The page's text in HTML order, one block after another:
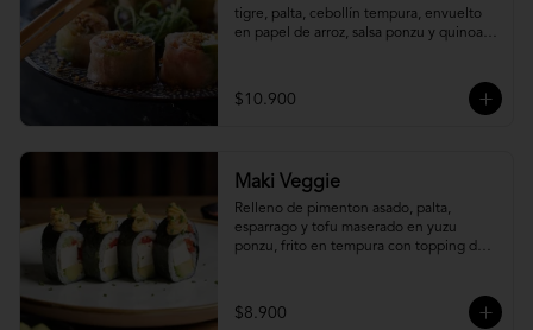
tigre, palta, cebollín tempura, envuelto
en papel de arroz, salsa ponzu y quinoa
$10.900
Maki Veggie
Relleno de pimenton asado, palta,
esparrago y tofu maserado en yuzu
ponzu, frito en tempura con topping de
$8.900